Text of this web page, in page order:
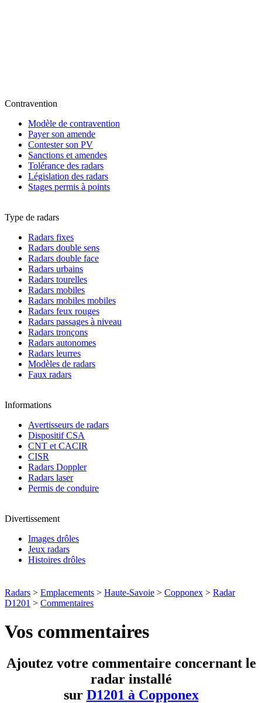
Contravention
Modèle de contravention
Payer son amende
Contester son PV
Sanctions et amendes
Tolérance des radars
Législation des radars
Stages permis à points
Type de radars
Radars fixes
Radars double sens
Radars double face
Radars urbains
Radars tourelles
Radars mobiles
Radars mobiles mobiles
Radars feux rouges
Radars passages à niveau
Radars tronçons
Radars autonomes
Radars leurres
Modèles de radars
Faux radars
Informations
Avertisseurs de radars
Dispositif CSA
CNT et CACIR
CISR
Radars Doppler
Radars laser
Permis de conduire
Divertissement
Images drôles
Jeux radars
Histoires drôles
Radars > Emplacements > Haute-Savoie > Copponex > Radar
D1201 > Commentaires
Vos commentaires
Ajoutez votre commentaire concernant le
radar installé
sur D1201 à Copponex